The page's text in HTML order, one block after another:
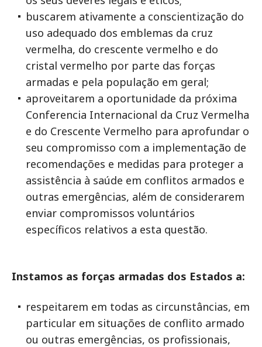
buscarem ativamente a conscientização do
uso adequado dos emblemas da cruz
vermelha, do crescente vermelho e do
cristal vermelho por parte das forças
armadas e pela população em geral;
aproveitarem a oportunidade da próxima
Conferencia Internacional da Cruz Vermelha
e do Crescente Vermelho para aprofundar o
seu compromisso com a implementação de
recomendações e medidas para proteger a
assistência à saúde em conflitos armados e
outras emergências, além de considerarem
enviar compromissos voluntários
específicos relativos a esta questão.
Instamos as forças armadas dos Estados a:
respeitarem em todas as circunstâncias, em
particular em situações de conflito armado
ou outras emergências, os profissionais,